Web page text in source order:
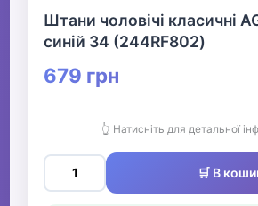
Штани чоловічі класичні
синій 34 (244RF802)
679 грн
👆 Натисніть для детальної
🛒 В